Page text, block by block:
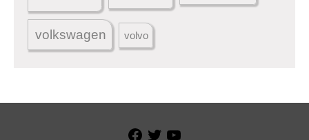
volkswagen volvo
Facebook
Twitter